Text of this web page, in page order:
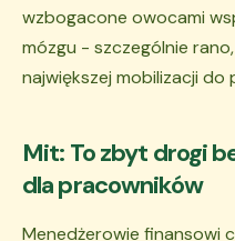
wzbogacone owocami
mózgu - szczególnie
największej mobilizacji do
Mit: To zbyt drogi
dla pracowników
Menedżerowie finansowi